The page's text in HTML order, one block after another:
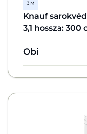
3 M
Knauf
3,1 hossza: 300
Obi